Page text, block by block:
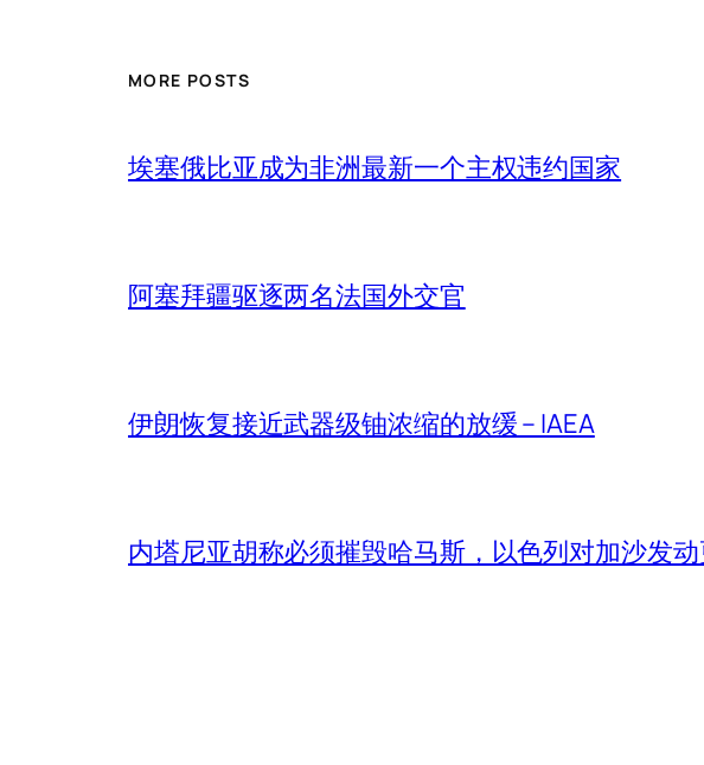
MORE POSTS
埃塞俄比亚成为非洲最新一个主权违约国家
阿塞拜疆驱逐两名法国外交官
伊朗恢复接近武器级铀浓缩的放缓 – IAEA
内塔尼亚胡称必须摧毁哈马斯，以色列对加沙发